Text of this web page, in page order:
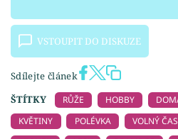
VSTOUPIT DO DISKUZE
Sdílejte článek
ŠTÍTKY
RŮŽE HOBBY
KVĚTINY
POLÉVKA VOLNÝ ČAS